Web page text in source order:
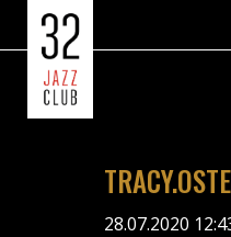
28.07.2020